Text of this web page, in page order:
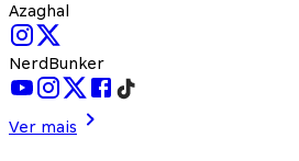
Azaghal
NerdBunker
Ver mais